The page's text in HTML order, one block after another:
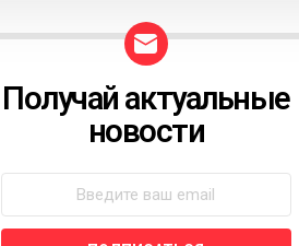
N
E
E
T
Получай актуальные
новости